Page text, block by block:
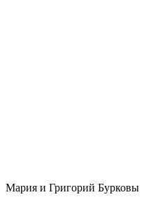
Мария и Григорий Бурковы